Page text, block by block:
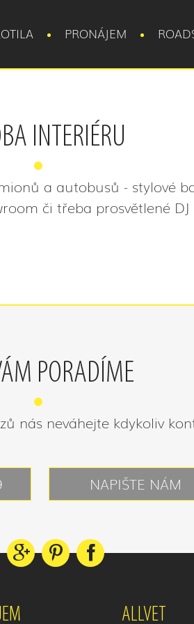
PRONÁJEM
INTERIÉRU
a autobusů - stylové
či třeba prosvětlené
PORADÍME
nás neváhejte kdykoliv
NAPIŠTE NÁM
ALLVET